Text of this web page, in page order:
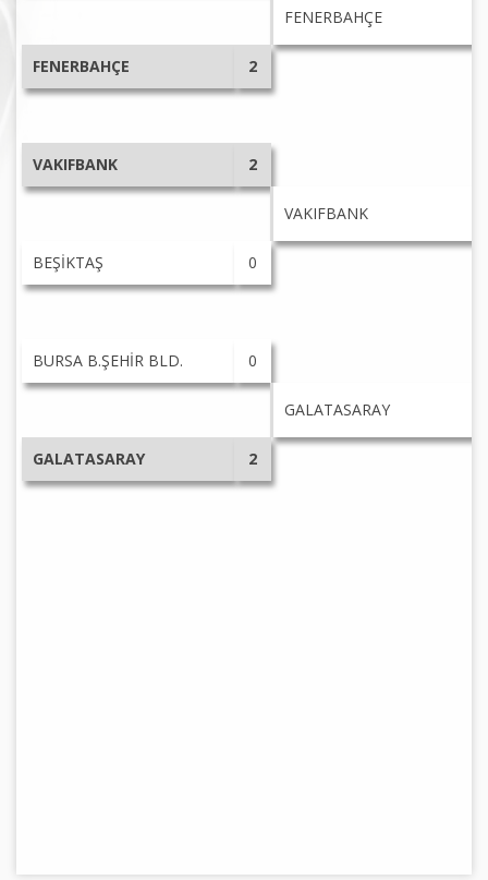
FENERBAHÇE
FENERBAHÇE 2
VAKIFBANK 2
VAKIFBANK
BEŞİKTAŞ 0
BURSA B.ŞEHİR BLD. 0
GALATASARAY
GALATASARAY 2